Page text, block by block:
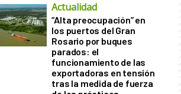
Actualidad
“Alta preocupación” en
los puertos del Gran
Rosario por buques
parados: el
funcionamiento de las
exportadoras en tensión
tras la medida de fuerza